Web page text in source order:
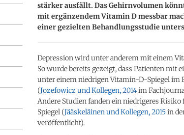
stärker ausfällt. Das Gehirnvolumen
mit ergänzendem Vitamin D messbar
einer gezielten Behandlungsstudie
Depression wird unter anderem mit einem
So wurde bereits gezeigt, dass Patienten mit
unter einem niedrigen Vitamin-D-Spiegel im
(Jozefowicz und Kollegen, 2014im
Andere Studien fanden ein niedrigeres
Spiegel (Jääskeläinen und Kollegen, 2015 in
veröffentlicht).